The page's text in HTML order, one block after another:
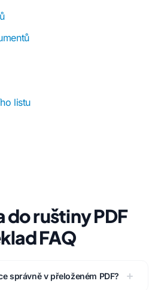
listu
ruštiny PDF
FAQ
správně v přeloženém PDF?